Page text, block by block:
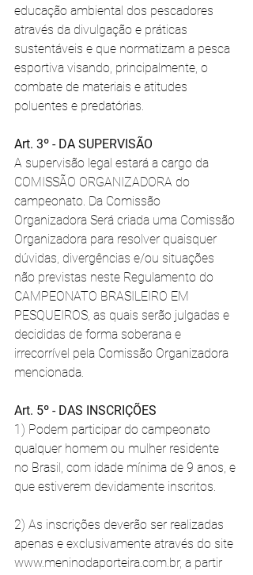
educação ambiental dos pescadores
através da divulgação e práticas
sustentáveis e que normatizam a pesca
esportiva visando, principalmente, o
combate de materiais e atitudes
poluentes e predatórias.
Art. 3º - DA SUPERVISÃO
A supervisão legal estará a cargo da
COMISSÃO ORGANIZADORA do
campeonato. Da Comissão
Organizadora Será criada uma Comissão
Organizadora para resolver quaisquer
dúvidas, divergências e/ou situações
não previstas neste Regulamento do
CAMPEONATO BRASILEIRO EM
PESQUEIROS, as quais serão julgadas e
decididas de forma soberana e
irrecorrível pela Comissão Organizadora
mencionada.
Art. 5º - DAS INSCRIÇÕES
1) Podem participar do campeonato
qualquer homem ou mulher residente
no Brasil, com idade mínima de 9 anos, e
que estiverem devidamente inscritos.
2) As inscrições deverão ser realizadas
apenas e exclusivamente através do site
www.meninodaporteira.com.br, a partir